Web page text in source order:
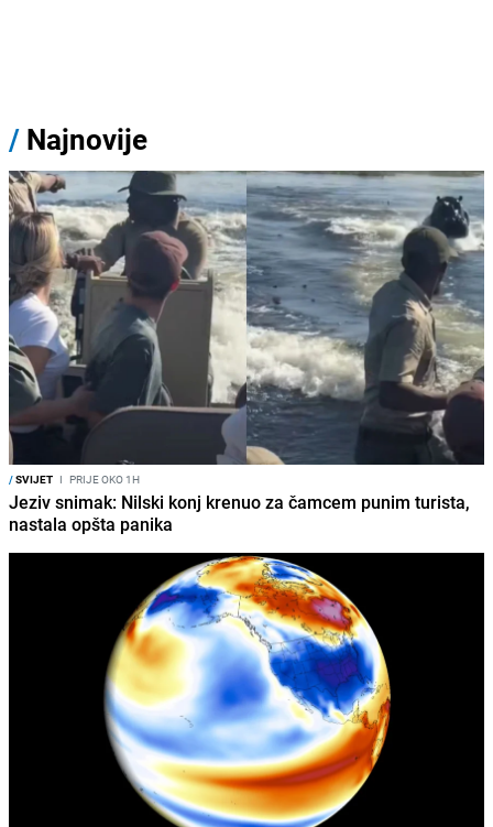
/ Najnovije
/SVIJET I PRIJE OKO 1H
Jeziv snimak: Nilski konj krenuo za čamcem punim turista,
nastala opšta panika